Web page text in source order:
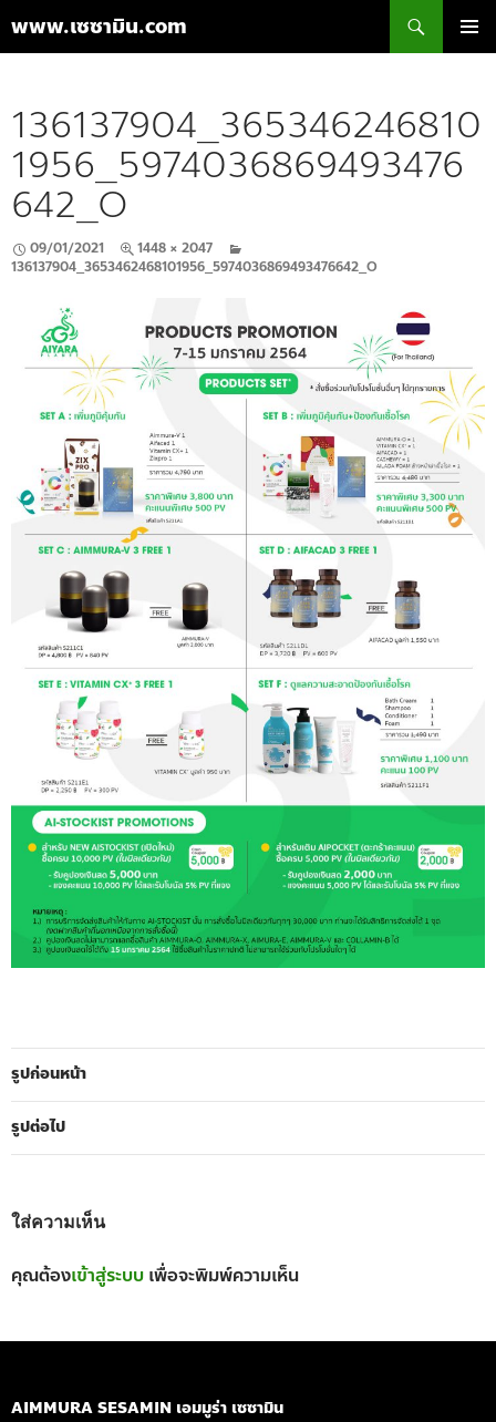
www.เซซามิน.com
เนื้อหา
136137904_365346246810
1956_5974036869493476
642_O
09/01/2021
1448 × 2047
136137904_3653462468101956_5974036869493476642_O
รูปก่อนหน้า
รูปต่อไป
ใส่ความเห็น
คุณต้องเข้าสู่ระบบ เพื่อจะพิมพ์ความเห็น
AIMMURA SESAMIN เอมมูร่า เซซามิน